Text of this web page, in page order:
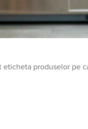
eticheta produselor pe